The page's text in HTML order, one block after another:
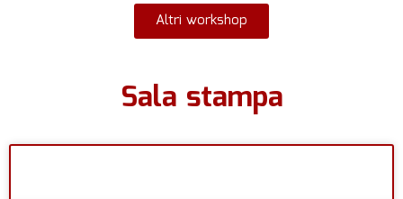
Altri workshop
Sala stampa